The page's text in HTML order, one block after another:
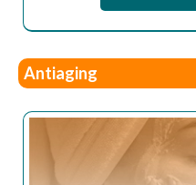
Antiaging